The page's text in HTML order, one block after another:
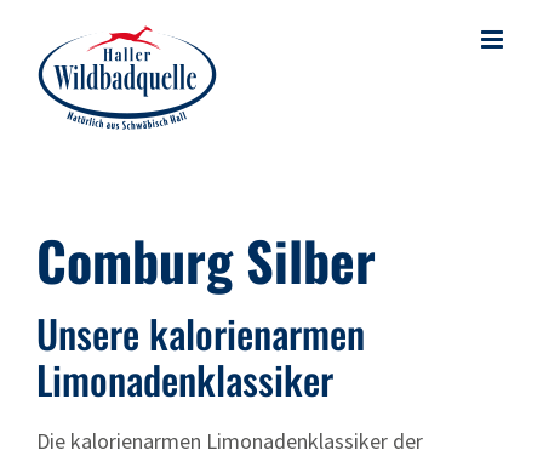
content
Comburg Silber
Unsere kalorienarmen
Limonadenklassiker
Die kalorienarmen Limonadenklassiker der